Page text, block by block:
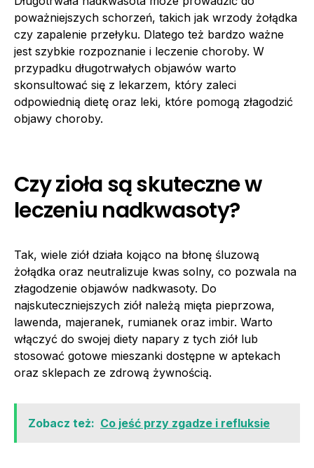
poważniejszych schorzeń, takich jak wrzody żołądka
czy zapalenie przełyku. Dlatego też bardzo ważne
jest szybkie rozpoznanie i leczenie choroby. W
przypadku długotrwałych objawów warto
skonsultować się z lekarzem, który zaleci
odpowiednią dietę oraz leki, które pomogą złagodzić
objawy choroby.
Czy zioła są skuteczne w
leczeniu nadkwasoty?
Tak, wiele ziół działa kojąco na błonę śluzową
żołądka oraz neutralizuje kwas solny, co pozwala na
złagodzenie objawów nadkwasoty. Do
najskuteczniejszych ziół należą mięta pieprzowa,
lawenda, majeranek, rumianek oraz imbir. Warto
włączyć do swojej diety napary z tych ziół lub
stosować gotowe mieszanki dostępne w aptekach
oraz sklepach ze zdrową żywnością.
Zobacz też: Co jeść przy zgadze i refluksie